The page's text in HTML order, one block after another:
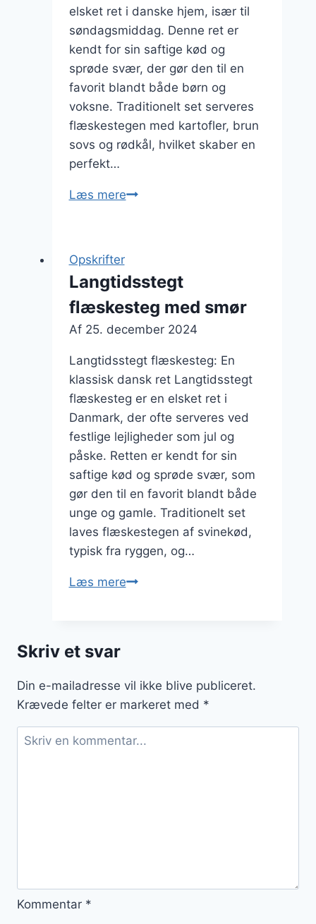
elsket ret i danske hjem, især til
søndagsmiddag. Denne ret er
kendt for sin saftige kød og
sprøde svær, der gør den til en
favorit blandt både børn og
voksne. Traditionelt set serveres
flæskestegen med kartofler, brun
sovs og rødkål, hvilket skaber en
perfekt…
Læs mereLangtidsstegt
Opskrifter
Langtidsstegt
flæskesteg med smør
Af 25. december 2024
Langtidsstegt flæskesteg: En
klassisk dansk ret Langtidsstegt
flæskesteg er en elsket ret i
Danmark, der ofte serveres ved
festlige lejligheder som jul og
påske. Retten er kendt for sin
saftige kød og sprøde svær, som
gør den til en favorit blandt både
unge og gamle. Traditionelt set
laves flæskestegen af svinekød,
typisk fra ryggen, og…
Læs mereLangtidsstegt
Skriv et svar
Din e-mailadresse vil ikke blive publiceret.
Krævede felter er markeret med *
Kommentar *